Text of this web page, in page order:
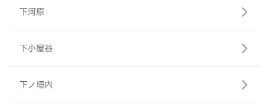
下河原
下小屋谷
下ノ垣内